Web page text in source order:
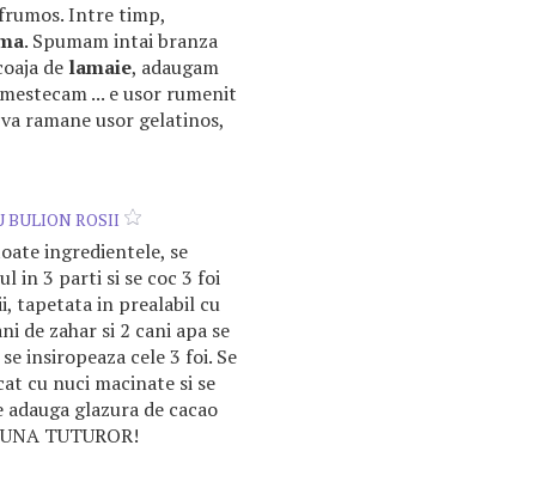
Intre timp,
. Spumam intai branza
de lamaie, adaugam
... e usor rumenit
ramane usor gelatinos,
BULION ROSII
ingredientele, se
in 3 parti si se coc 3 foi
tapetata in prealabil cu
de zahar si 2 cani apa se
insiropeaza cele 3 foi. Se
cu nuci macinate si se
glazura de cacao
TUTUROR!